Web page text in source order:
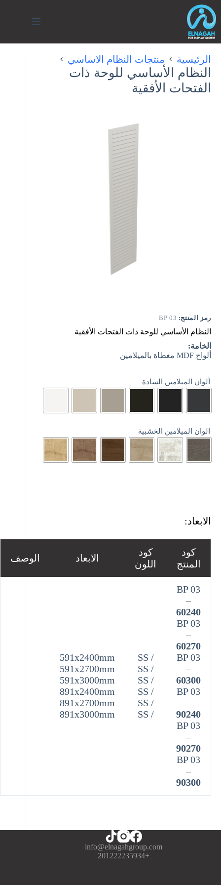
التجاوز
إلى
المحتوى
الرئيسية منتجات النظام الاساسي
النظام الأساسي للوحة ذات
الفتحات الأفقية
رمز المنتج: BP 03
النظام الأساسي للوحة ذات الفتحات الأفقية
الخامة:
ألواح MDF مغطاة بالميلامين
ألوان الميلامين السادة
الوان الميلامين الخشبية
الابعاد:
كود
المنتج
كود
اللون
الابعاد الوصف
BP 03
–
60240
BP 03
–
60270
BP 03
–
60300
BP 03
–
90240
BP 03
–
90270
BP 03
–
90300
/ SS
/ SS
/ SS
/ SS
/ SS
/ SS
591x2400mm
591x2700mm
591x3000mm
891x2400mm
891x2700mm
891x3000mm
info@elnagahgroup.com
+201222235934